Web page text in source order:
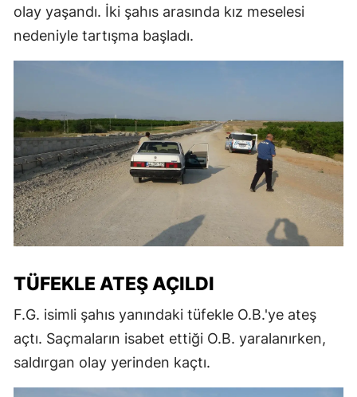
olay yaşandı. İki şahıs arasında kız meselesi
nedeniyle tartışma başladı.
TÜFEKLE ATEŞ AÇILDI
F.G. isimli şahıs yanındaki tüfekle O.B.'ye ateş
açtı. Saçmaların isabet ettiği O.B. yaralanırken,
saldırgan olay yerinden kaçtı.